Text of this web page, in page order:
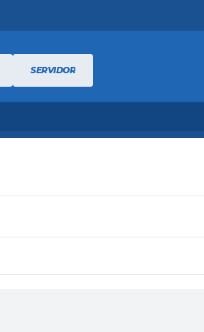
SERVIDOR